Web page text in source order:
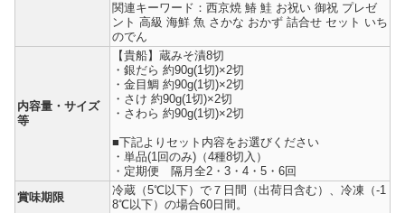
関連キーワード：西京焼 鰆 鮭 お祝い 御祝 プレゼ
ント 高級 海鮮 魚 さかな おかず 詰合せ セット いち
のでん
内容量・サイズ
等
【貴船】蔵みそ漬8切
・銀だら 約90g(1切)×2切
・金目鯛 約90g(1切)×2切
・さけ 約90g(1切)×2切
・さわら 約90g(1切)×2切
■下記よりセット内容をお選びください
・単品(1回のみ)（4種8切入）
・定期便 隔月全2・3・4・5・6回
賞味期限
冷蔵（5℃以下）で７日間（出荷日含む）、冷凍（-1
8℃以下）の場合60日間。